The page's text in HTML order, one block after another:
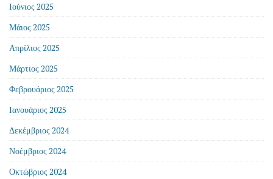
Ιούνιος 2025
Μάιος 2025
Απρίλιος 2025
Μάρτιος 2025
Φεβρουάριος 2025
Ιανουάριος 2025
Δεκέμβριος 2024
Νοέμβριος 2024
Οκτώβριος 2024